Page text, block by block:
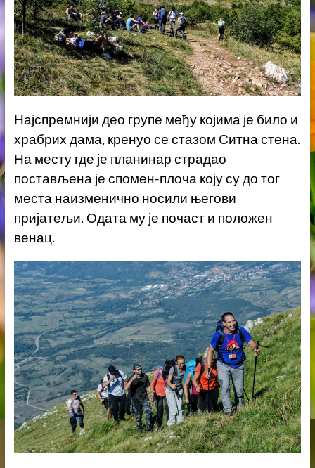
Најспремнији део групе међу којима је било и
храбрих дама, кренуо се стазом Ситна стена.
На месту где је планинар страдао
постављена је спомен-плоча коју су до тог
места наизменично носили његови
пријатељи. Одата му је почаст и положен
венац.